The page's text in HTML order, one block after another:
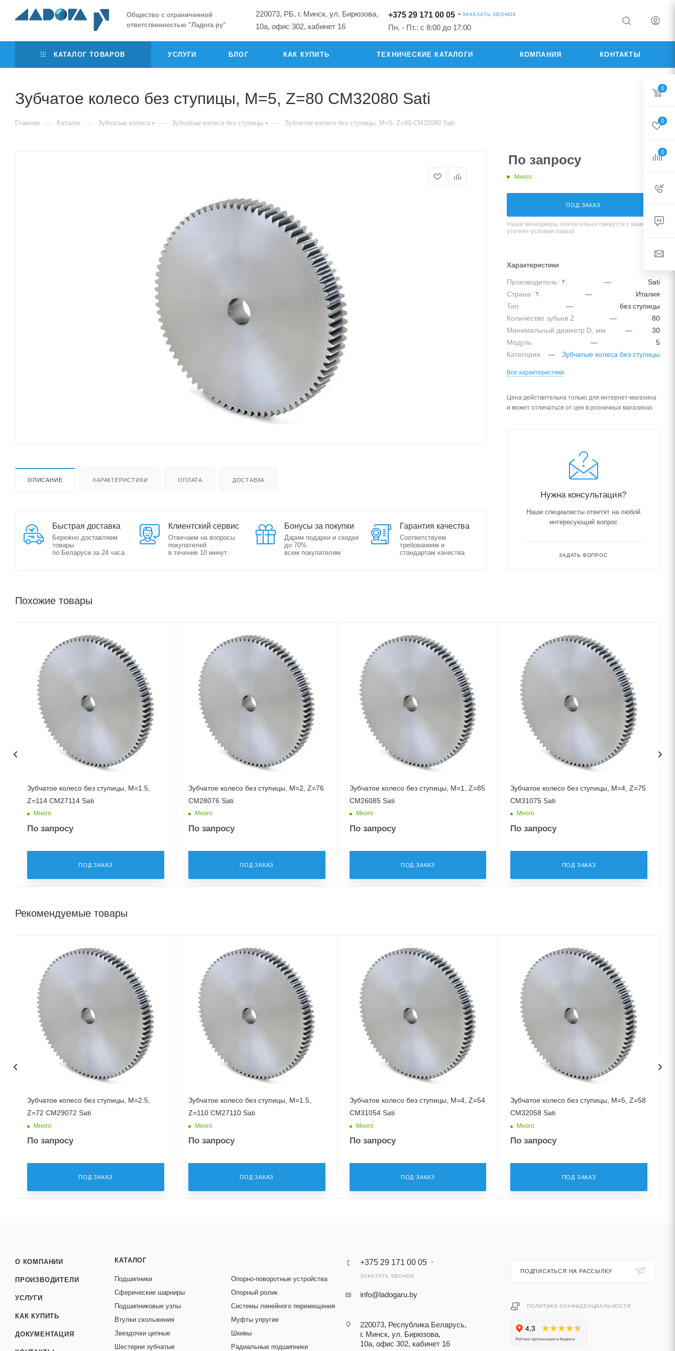
Общество с ограниченной
ответственностью "Ладога ру"
220073, РБ, г. Минск, ул. Бирюзова,
10а, офис 302, кабинет 16
+375 29 171 00 05 ЗАКАЗАТЬ ЗВОНОК
Пн. - Пт.: с 8:00 до 17:00
КАТАЛОГ ТОВАРОВ УСЛУГИ БЛОГ КАК КУПИТЬ ТЕХНИЧЕСКИЕ КАТАЛОГИ КОМПАНИЯ КОНТАКТЫ
Зубчатое колесо без ступицы, M=5, Z=80 CM32080 Sati
Главная — Каталог — Зубчатые колеса — Зубчатые колеса без ступицы — Зубчатое колесо без ступицы, M=5, Z=80 CM32080 Sati
ОПИСАНИЕ ХАРАКТЕРИСТИКИ ОПЛАТА ДОСТАВКА
Быстрая доставка
Бережно доставляем
товары
по Беларуси за 24 часа
Клиентский сервис
Отвечаем на вопросы
покупателей
в течение 10 минут
Бонусы за покупки
Дарим подарки и скидки
до 70%
всем покупателям
Гарантия качества
Соответствуем
требованиям и
стандартам качества
По запросу
Много
ПОД ЗАКАЗ
Наши менеджеры обязательно свяжутся с вами и
уточнят условия заказа
Характеристики
Производитель ? —
Sati
Страна
? —
Италия
Тип
—
без ступицы
Количество зубьев Z
—
80
Минимальный диаметр D, мм
—
30
Модуль
—
5
Категория
— Зубчатые колеса без ступицы
Все характеристики
Цена действительна только для интернет-магазина
и может отличаться от цен в розничных магазинах
Нужна консультация?
Наши специалисты ответят на любой
интересующий вопрос
ЗАДАТЬ ВОПРОС
Похожие товары
Зубчатое колесо без ступицы, M=1.5,
Z=114 CM27114 Sati
Много
По запросу
ПОД ЗАКАЗ
Зубчатое колесо без ступицы, M=2, Z=76
CM28076 Sati
Много
По запросу
ПОД ЗАКАЗ
Зубчатое колесо без ступицы, M=1, Z=85
CM26085 Sati
Много
По запросу
ПОД ЗАКАЗ
Зубчатое колесо без ступицы, M=4, Z=75
CM31075 Sati
Много
По запросу
ПОД ЗАКАЗ
Рекомендуемые товары
Зубчатое колесо без ступицы, M=2.5,
Z=72 CM29072 Sati
Много
По запросу
ПОД ЗАКАЗ
Зубчатое колесо без ступицы, M=1.5,
Z=110 CM27110 Sati
Много
По запросу
ПОД ЗАКАЗ
Зубчатое колесо без ступицы, M=4, Z=54
CM31054 Sati
Много
По запросу
ПОД ЗАКАЗ
Зубчатое колесо без ступицы, M=5, Z=58
CM32058 Sati
Много
По запросу
ПОД ЗАКАЗ
О КОМПАНИИ
ПРОИЗВОДИТЕЛИ
УСЛУГИ
КАК КУПИТЬ
ДОКУМЕНТАЦИЯ
КАТАЛОГ
Подшипники
Сферические шарниры
Подшипниковые узлы
Втулки скольжения
Звездочки цепные
Шестерни зубчатые
Опорно-поворотные устройства
Опорный ролик
Системы линейного перемещения
Муфты упругие
Шкивы
Радиальные подшипники
+375 29 171 00 05
ЗАКАЗАТЬ ЗВОНОК
info@ladogaru.by
220073, Республика Беларусь,
г. Минск, ул. Бирюзова,
10а, офис 302, кабинет 16
ПОДПИСАТЬСЯ НА РАССЫЛКУ
ПОЛИТИКА КОНФИДЕНЦИАЛЬНОСТИ
0
0
0